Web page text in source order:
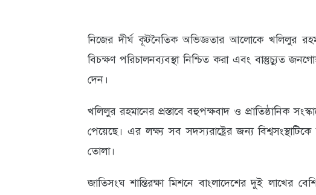
নিজের দীর্ঘ কূটনৈতিক অভিজ্ঞতার আলোকে খলিলুর
বিচক্ষণ পরিচালনব্যবস্থা নিশ্চিত করা এবং বাস্তুচ্যুত
দেন।
খলিলুর রহমানের প্রস্তাবে বহুপক্ষবাদ ও প্রাতিষ্ঠানিক
পেয়েছে। এর লক্ষ্য সব সদস্যরাষ্ট্রের জন্য
তোলা।
জাতিসংঘ শান্তিরক্ষা মিশনে বাংলাদেশের দুই লাখের